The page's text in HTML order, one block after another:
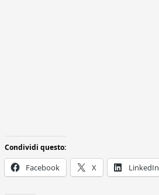
Condividi questo:
Facebook X LinkedIn